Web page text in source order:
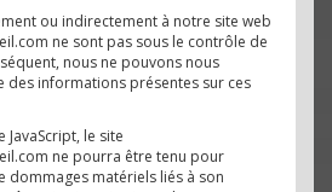
ou indirectement à notre site web
ne sont pas sous le contrôle de
nous ne pouvons nous
des informations présentes sur ces
le site
ne pourra être tenu pour
dommages matériels liés à son